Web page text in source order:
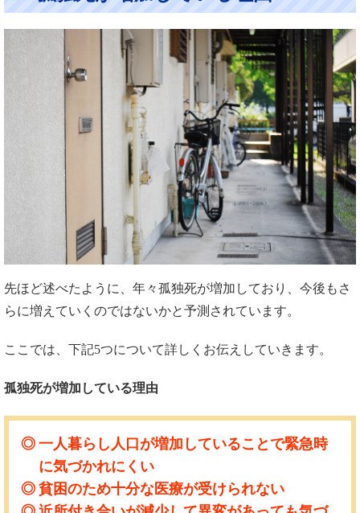
先ほど述べたように、年々孤独死が増加しており、今後もさ
らに増えていくのではないかと予測されています。
ここでは、下記5つについて詳しくお伝えしていきます。
孤独死が増加している理由
一人暮らし人口が増加していることで緊急時
に気づかれにくい
貧困のため十分な医療が受けられない